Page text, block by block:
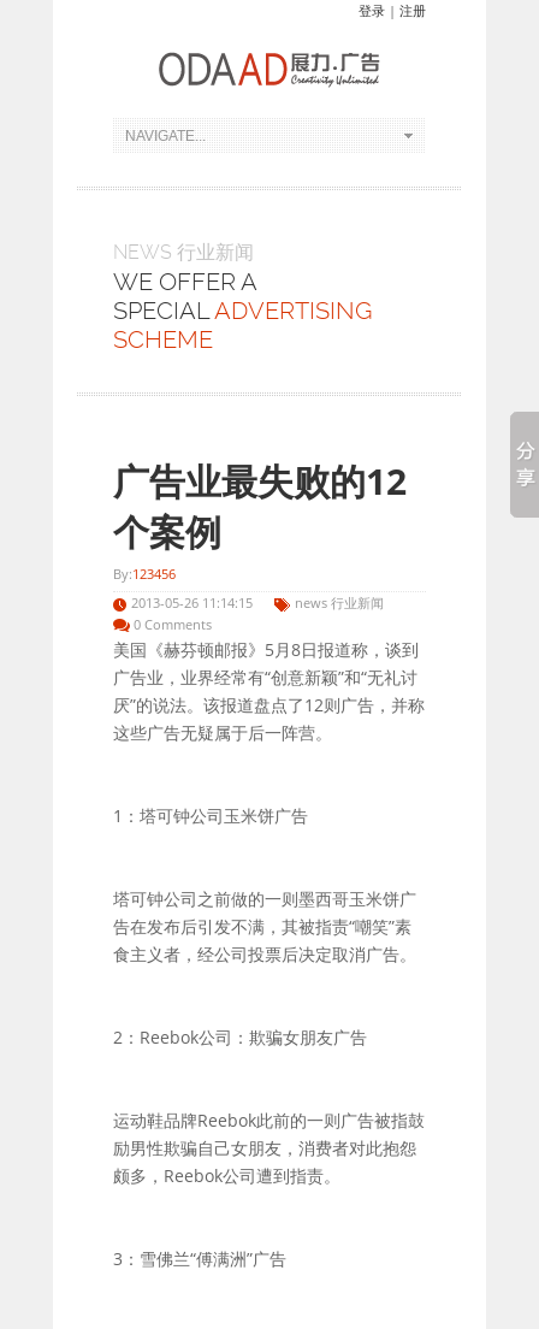
登录 | 注册
NEWS 行业新闻
WE OFFER A
SPECIALADVERTISING
SCHEME
广告业最失败的12
个案例
By:123456
2013-05-26 11:14:15
news 行业新闻
0 Comments
美国《赫芬顿邮报》5月8日报道称，谈到
广告业，业界经常有“创意新颖”和“无礼讨
厌”的说法。该报道盘点了12则广告，并称
这些广告无疑属于后一阵营。
1：塔可钟公司玉米饼广告
塔可钟公司之前做的一则墨西哥玉米饼广
告在发布后引发不满，其被指责“嘲笑”素
食主义者，经公司投票后决定取消广告。
2：Reebok公司：欺骗女朋友广告
运动鞋品牌Reebok此前的一则广告被指鼓
励男性欺骗自己女朋友，消费者对此抱怨
颇多，Reebok公司遭到指责。
3：雪佛兰“傅满洲”广告